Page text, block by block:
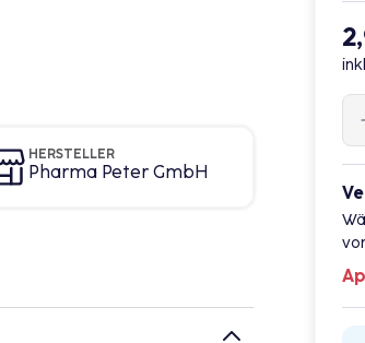
HERSTELLER
Pharma Peter GmbH